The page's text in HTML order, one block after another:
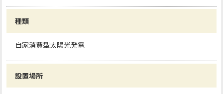
種類
自家消費型太陽光発電
設置場所